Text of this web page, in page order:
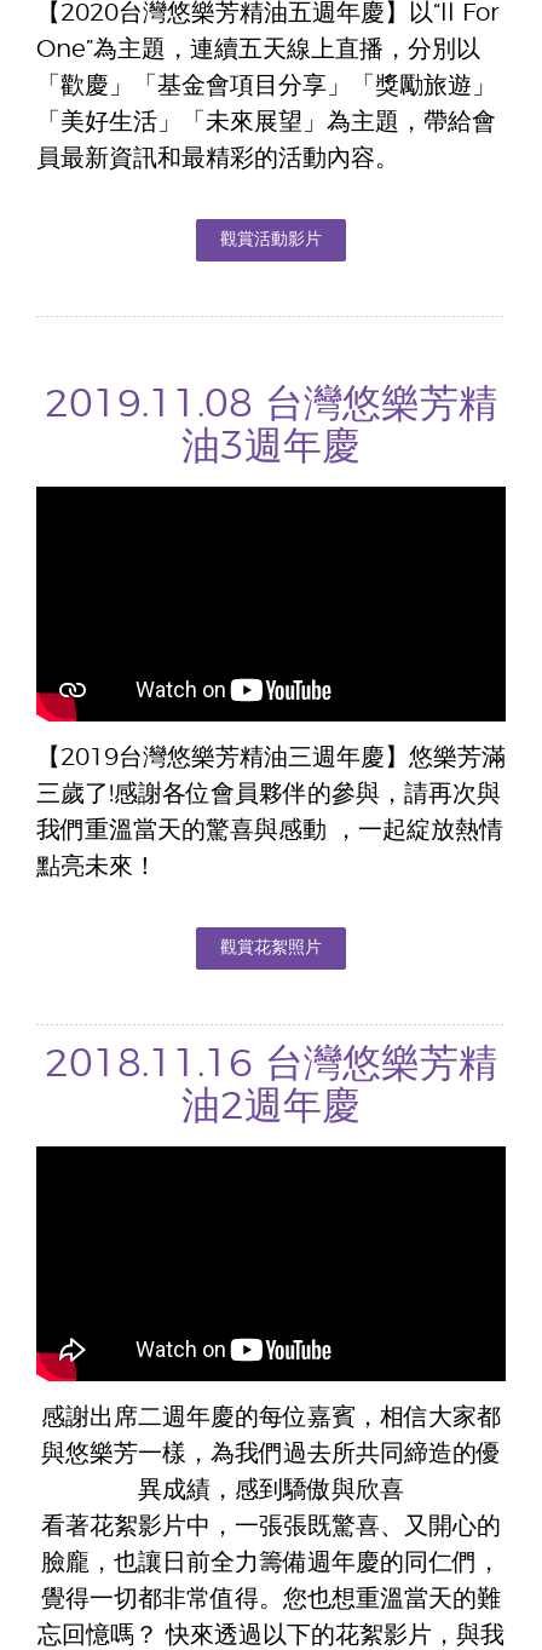
【2020台灣悠樂芳精油五週年慶】以“ll For
One”為主題，連續五天線上直播，分別以
「歡慶」「基金會項目分享」「獎勵旅遊」
「美好生活」「未來展望」為主題，帶給會
員最新資訊和最精彩的活動內容。
觀賞活動影片
2019.11.08 台灣悠樂芳精
油3週年慶
【2019台灣悠樂芳精油三週年慶】悠樂芳滿
三歲了!感謝各位會員夥伴的參與，請再次與
我們重溫當天的驚喜與感動 ，一起綻放熱情
點亮未來！
觀賞花絮照片
2018.11.16 台灣悠樂芳精
油2週年慶
感謝出席二週年慶的每位嘉賓，相信大家都
與悠樂芳一樣，為我們過去所共同締造的優
異成績，感到驕傲與欣喜
看著花絮影片中，一張張既驚喜、又開心的
臉龐，也讓日前全力籌備週年慶的同仁們，
覺得一切都非常值得。您也想重溫當天的難
忘回憶嗎？ 快來透過以下的花絮影片，與我